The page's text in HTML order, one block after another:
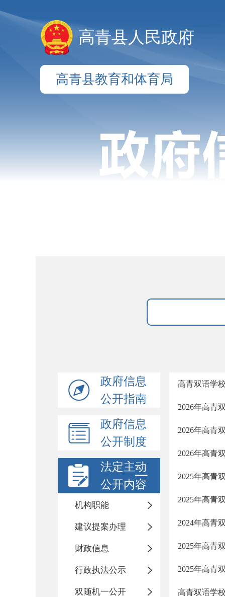
高青县人民政府
高青县教育和体育局
政府信息
公开指南
政府信息
公开制度
法定主动
公开内容
机构职能
建议提案办理
财政信息
行政执法公示
双随机一公开
高青双语学
2026年高青
2026年高青
2026年高青
2025年高青
2025年高青
2024年高青
2025年高青
2025年高青
高青双语学